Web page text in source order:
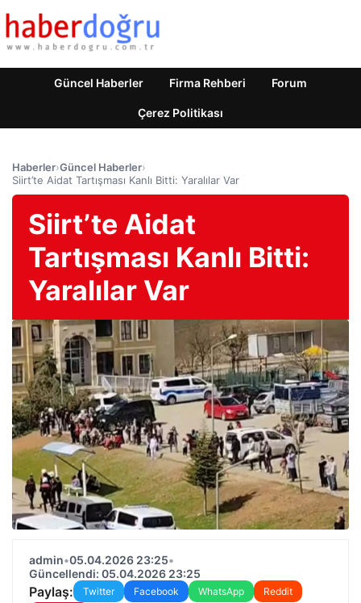
Güncel Haberler Firma Rehberi Forum
Çerez Politikası
Haberler›Güncel Haberler›
Siirt’te Aidat Tartışması Kanlı Bitti: Yaralılar Var
Siirt’te Aidat
Tartışması Kanlı Bitti:
Yaralılar Var
admin•05.04.2026 23:25•
Güncellendi: 05.04.2026 23:25
Paylaş: Twitter Facebook WhatsApp
Reddit